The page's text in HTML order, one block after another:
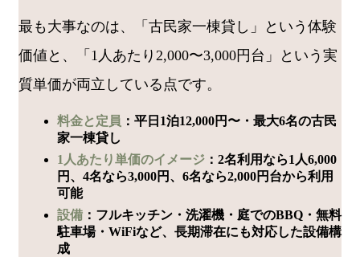
最も大事なのは、「古民家一棟貸し」という体験
価値と、「1人あたり2,000〜3,000円台」という実
質単価が両立している点です。
料金と定員 ：平日1泊12,000円〜・最大6名の古民
家一棟貸し
1人あたり単価のイメージ ：2名利用なら1人6,000
円、4名なら3,000円、6名なら2,000円台から利用
可能
設備 ：フルキッチン・洗濯機・庭でのBBQ・無料
駐車場・WiFiなど、長期滞在にも対応した設備構
成